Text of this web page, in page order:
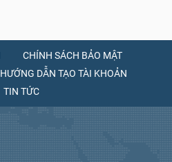
CHÍNH SÁCH BẢO MẬT
HƯỚNG DẪN TẠO TÀI KHOẢN
TIN TỨC